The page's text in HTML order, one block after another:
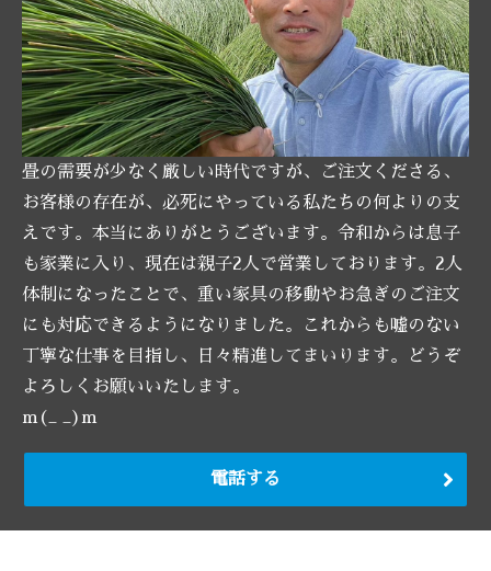
畳の需要が少なく厳しい時代ですが、ご注文くださる、
お客様の存在が、必死にやっている私たちの何よりの支
えです。本当にありがとうございます。令和からは息子
も家業に入り、現在は親子2人で営業しております。2人
体制になったことで、重い家具の移動やお急ぎのご注文
にも対応できるようになりました。これからも嘘のない
丁寧な仕事を目指し、日々精進してまいります。どうぞ
よろしくお願いいたします。
m(_ _)m
電話する